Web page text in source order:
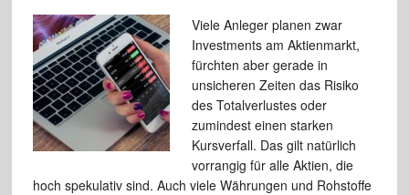
Viele Anleger planen zwar
Investments am Aktienmarkt,
fürchten aber gerade in
unsicheren Zeiten das Risiko
des Totalverlustes oder
zumindest einen starken
Kursverfall. Das gilt natürlich
vorrangig für alle Aktien, die
hoch spekulativ sind. Auch viele Währungen und Rohstoffe